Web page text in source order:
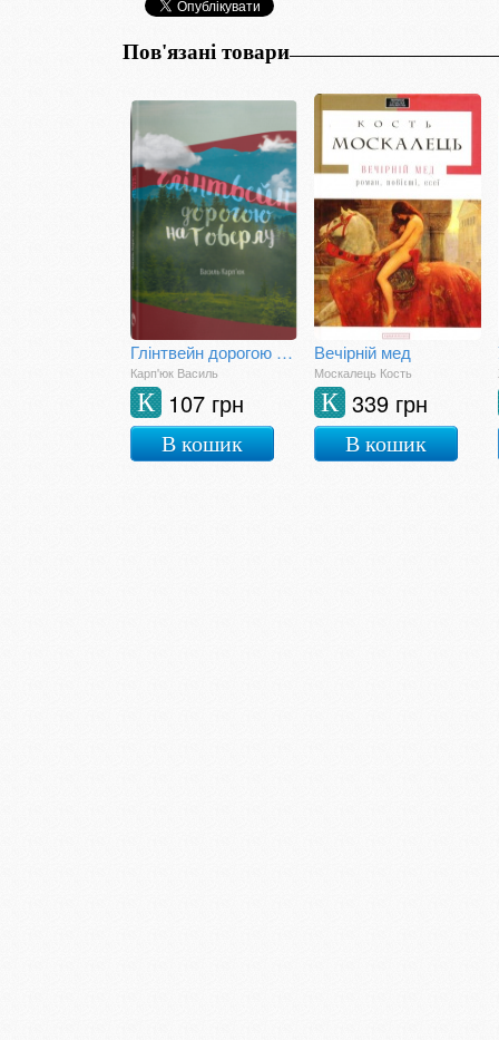
Пов'язані товари
Глінтвейн дорогою на Говерлу
Карп'юк Василь
107 грн
К
В кошик
Вечірній мед
Москалець Кость
339 грн
К
В кошик